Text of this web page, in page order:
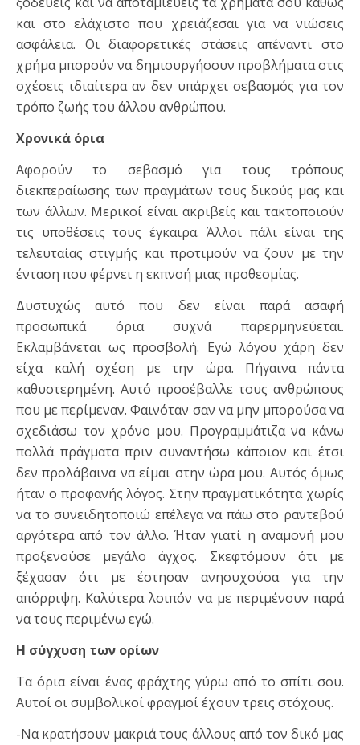
και στο ελάχιστο που χρειάζεσαι για να νιώσεις
ασφάλεια. Οι διαφορετικές στάσεις απέναντι στο
χρήμα μπορούν να δημιουργήσουν προβλήματα στις
σχέσεις ιδιαίτερα αν δεν υπάρχει σεβασμός για τον
τρόπο ζωής του άλλου ανθρώπου.
Χρονικά όρια
Αφορούν το σεβασμό για τους τρόπους
διεκπεραίωσης των πραγμάτων τους δικούς μας και
των άλλων. Μερικοί είναι ακριβείς και τακτοποιούν
τις υποθέσεις τους έγκαιρα. Άλλοι πάλι είναι της
τελευταίας στιγμής και προτιμούν να ζουν με την
ένταση που φέρνει η εκπνοή μιας προθεσμίας.
Δυστυχώς αυτό που δεν είναι παρά ασαφή
προσωπικά όρια συχνά παρερμηνεύεται.
Εκλαμβάνεται ως προσβολή. Εγώ λόγου χάρη δεν
είχα καλή σχέση με την ώρα. Πήγαινα πάντα
καθυστερημένη. Αυτό προσέβαλλε τους ανθρώπους
που με περίμεναν. Φαινόταν σαν να μην μπορούσα να
σχεδιάσω τον χρόνο μου. Προγραμμάτιζα να κάνω
πολλά πράγματα πριν συναντήσω κάποιον και έτσι
δεν προλάβαινα να είμαι στην ώρα μου. Αυτός όμως
ήταν ο προφανής λόγος. Στην πραγματικότητα χωρίς
να το συνειδητοποιώ επέλεγα να πάω στο ραντεβού
αργότερα από τον άλλο. Ήταν γιατί η αναμονή μου
προξενούσε μεγάλο άγχος. Σκεφτόμουν ότι με
ξέχασαν ότι με έστησαν ανησυχούσα για την
απόρριψη. Καλύτερα λοιπόν να με περιμένουν παρά
να τους περιμένω εγώ.
Η σύγχυση των ορίων
Τα όρια είναι ένας φράχτης γύρω από το σπίτι σου.
Αυτοί οι συμβολικοί φραγμοί έχουν τρεις στόχους.
-Να κρατήσουν μακριά τους άλλους από τον δικό μας